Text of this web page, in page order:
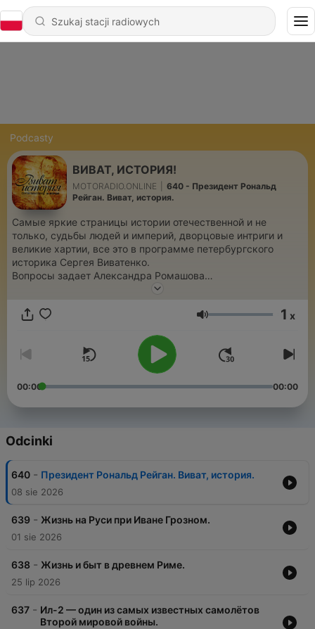
Podcasty
ВИВАТ, ИСТОРИЯ!
MOTORADIO.ONLINE
640 - Президент Рональд
Рейган. Виват, история.
Самые яркие страницы истории отечественной и не
только, судьбы людей и империй, дворцовые интриги и
великие хартии, все это в программе петербургского
историка Сергея Виватенко.
Вопросы задает Александра Ромашова
➡ Архив программ: https://vivat.podster.fm
Слушаем на iPHONE https://goo.gl/ttGBzoGłośność 1 x
00:00 00:00
Odcinki
640 - Президент Рональд Рейган. Виват, история.
08 sie 2026
639 - Жизнь на Руси при Иване Грозном.
01 sie 2026
638 - Жизнь и быт в древнем Риме.
25 lip 2026
637 - Ил-2 — один из самых известных самолётов
Второй мировой войны.